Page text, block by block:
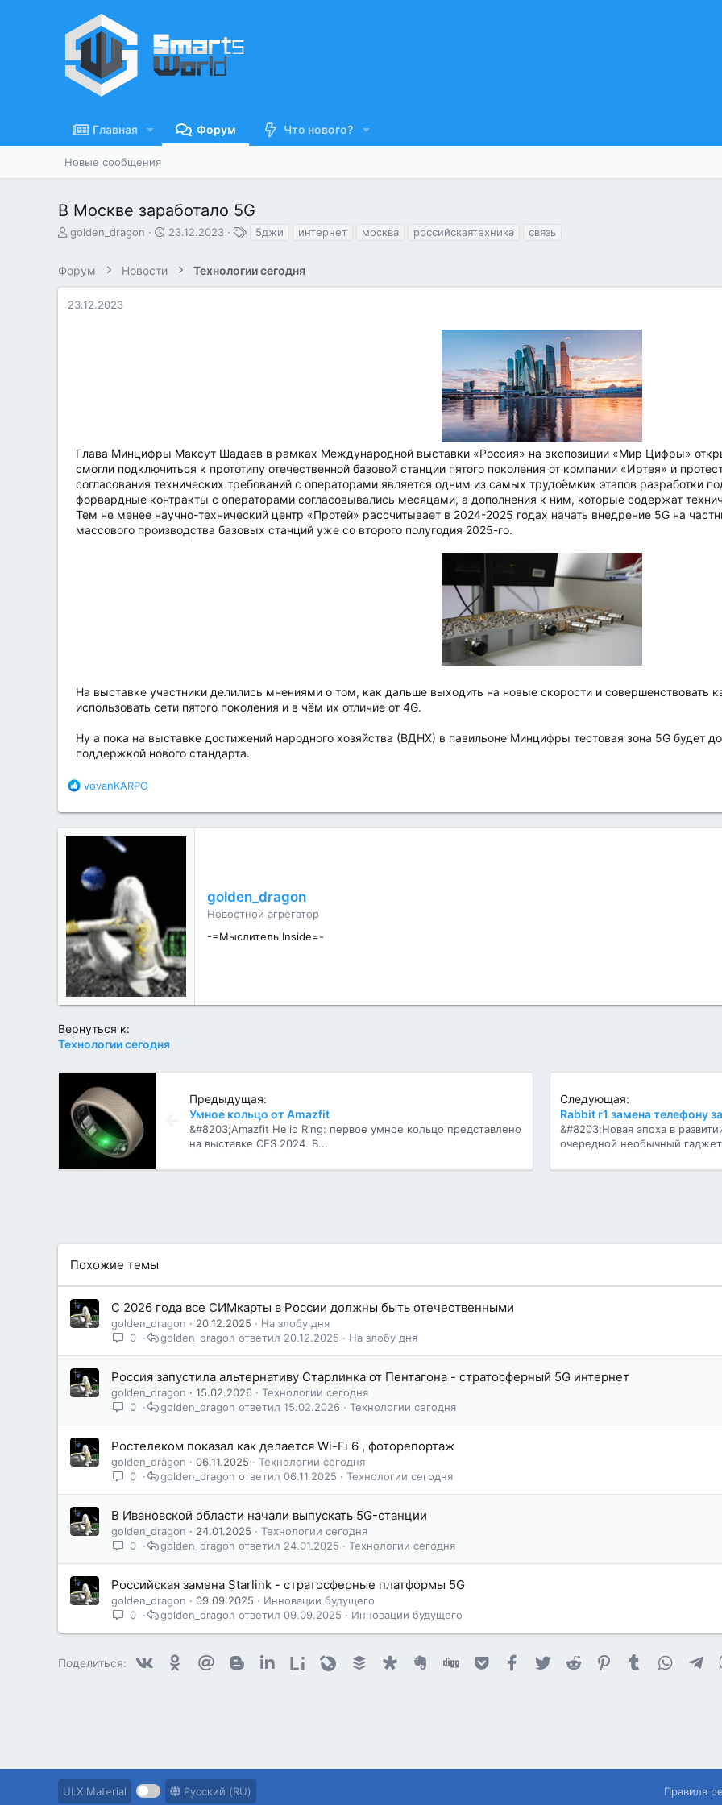
Главная Форум Что нового?
Новые сообщения
В Москве заработало 5G
А
о
р
т
golden_dragon
Д
н
23.12.2023
и
5джи интернет москва российскаятехника связь
Форум Новости Технологии сегодня
23.12.2023
Глава Минцифры Максут Шадаев в рамках Международной выставки «Россия» на экспозиции «Мир Цифры»
смогли подключиться к прототипу отечественной базовой станции пятого поколения от компании «Иртея» и
согласования технических требований с операторами является одним из самых трудоёмких этапов разработки
форвардные контракты с операторами согласовывались месяцами, а дополнения к ним, которые содержат
Тем не менее научно-технический центр «Протей» рассчитывает в 2024-2025 годах начать внедрение 5G на
массового производства базовых станций уже со второго полугодия 2025-го.
На выставке участники делились мнениями о том, как дальше выходить на новые скорости и совершенствовать
использовать сети пятого поколения и в чём их отличие от 4G.
Ну а пока на выставке достижений народного хозяйства (ВДНХ) в павильоне Минцифры тестовая зона 5G будет
поддержкой нового стандарта.
Б
а
г
а
р
с
т
и
:
vovanKARPO
golden_dragon
Новостной агрегатор
-=Мыслитель Inside=-
Вернуться к:
Технологии сегодня
Предыдущая:
Умное кольцо от Amazfit
&#8203;Amazfit Helio Ring: первое умное кольцо представлено
на выставке CES 2024. В...
Следующая:
Rabbit r1 замена телефону
&#8203;Новая эпоха в
очередной необычный
Похожие темы
С 2026 года все СИМкарты в России должны быть отечественными
golden_dragon 20.12.2025
На злобу дня
0
На злобу дня
20.12.2025
golden_dragon
Россия запустила альтернативу Старлинка от Пентагона - стратосферный 5G интернет
golden_dragon 15.02.2026
Технологии сегодня
0
Технологии сегодня
15.02.2026
golden_dragon
Ростелеком показал как делается Wi-Fi 6 , фоторепортаж
golden_dragon 06.11.2025
Технологии сегодня
0
Технологии сегодня
06.11.2025
golden_dragon
В Ивановской области начали выпускать 5G-станции
golden_dragon 24.01.2025
Технологии сегодня
0
Технологии сегодня
24.01.2025
golden_dragon
Российская замена Starlink - стратосферные платформы 5G
golden_dragon 09.09.2025
Инновации будущего
0
Инновации будущего
09.09.2025
golden_dragon
Поделиться: VkontakteOdnoklassniki
Mail.ru Blogger LinkedinLiveinternet
Livejournal
Buffer DiasporaEvernoteDigg GetpocketFacebook
Twitter Reddit PinterestTumblr
UI.X Material Русский (RU) Правила